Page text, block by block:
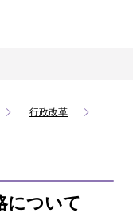
行政改革
について